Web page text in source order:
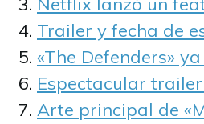
Trailer y fecha de
«The Defenders»
Espectacular trailer
Arte principal de